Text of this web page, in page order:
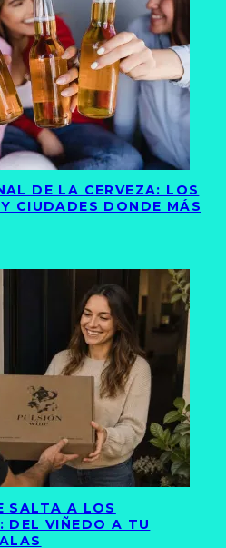
DE LA CERVEZA: LOS
CIUDADES DONDE MÁS
SALTA A LOS
DEL VIÑEDO A TU